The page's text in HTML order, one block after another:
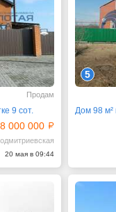
Продам
9 сот.
8 000 000
20 мая в 09:44
5
Дом 98 м²